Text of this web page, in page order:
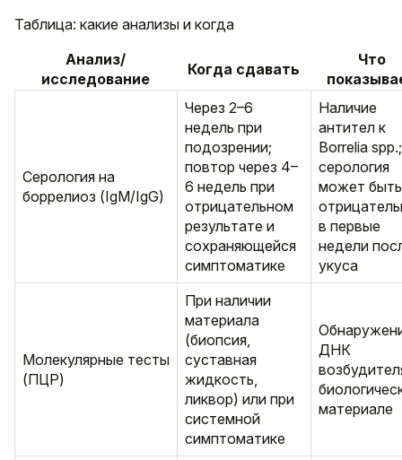
Таблица: какие анализы и когда
Анализ/
исследование
Когда сдавать
Что
Серология на
боррелиоз (IgM/IgG)
Через 2–6
недель при
подозрении;
повтор через 4–
6 недель при
отрицательном
результате и
сохраняющейся
симптоматике
Наличие
антител к
Borrelia spp.;
серология
может быть
в первые
недели
укуса
Молекулярные тесты
(ПЦР)
При наличии
материала
(биопсия,
суставная
жидкость,
ликвор) или при
системной
симптоматике
ДНК
материале